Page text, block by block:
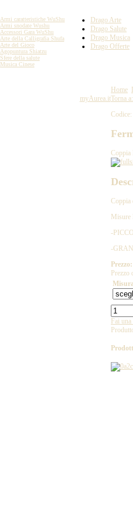
Armi caratteristiche WuShu
Armi snodate Wushu
Accessori Gara WuShu
Drago Arte
Arte della Calligrafia Shufa
Arte del Gioco
Drago Salute
Agopuntura Shiatzu
Sfere della salute
Drago Musica
Musica Cinese
Drago Offerte
Home
Torna
Coppia
Coppia
Misure
-
-
Prezzo:
Prezzo
Misura
Fai
myAurea.it